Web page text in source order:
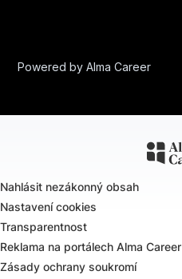
Powered byAlma Career
Nahlásit nezákonný obsah
Nastavení cookies
Transparentnost
Reklama na portálech Alma Career
Zásady ochrany soukromí